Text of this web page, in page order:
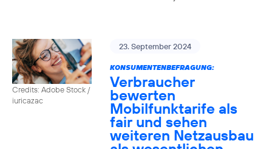
Credits: Adobe Stock /
iuricazac
23. September 2024
KONSUMENTENBEFRAGUNG:
Verbraucher
bewerten
Mobilfunktarife als
fair und sehen
weiteren Netzausbau